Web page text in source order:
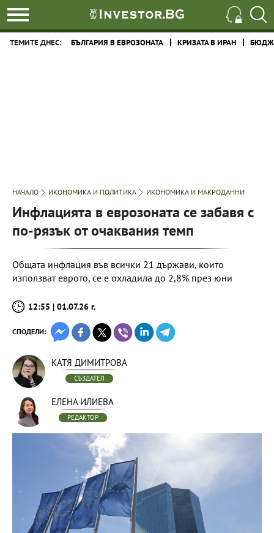
ТЕМИТЕ ДНЕС: БЪЛГАРИЯ В ЕВРОЗОНАТА КРИЗАТА В ИРАН
НАЧАЛО ИКОНОМИКА И ПОЛИТИКА ИКОНОМИКА И МАКРОДАННИ
Инфлацията в еврозоната се забавя с
по-рязък от очаквания темп
Общата инфлация във всички 21 държави, които
използват еврото, се е охладила до 2,8% през юни
12:55 | 01.07.26 г.
СПОДЕЛИ:
КАТЯ ДИМИТРОВА
СЪЗДАТЕЛ
ЕЛЕНА ИЛИЕВА
РЕДАКТОР